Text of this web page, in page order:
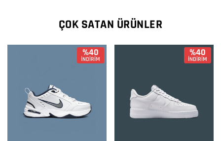
ÇOK SATAN ÜRÜNLER
%40
İNDİRİM
%40
İNDİRİM